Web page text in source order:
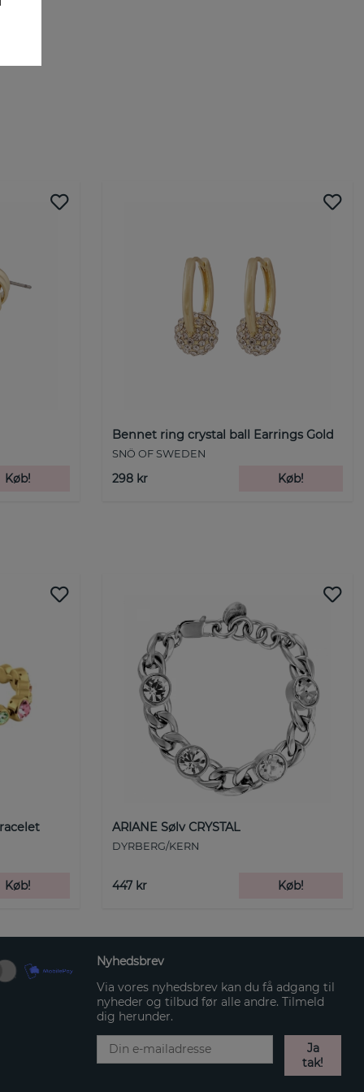
Køb!
Bennet ring crystal ball Earrings Gold
SNÖ OF SWEDEN
298 kr Køb!
Køb!
ARIANE Sølv CRYSTAL
DYRBERG/KERN
447 kr Køb!
Nyhedsbrev
Via vores nyhedsbrev kan du få adgang til
nyheder og tilbud før alle andre. Tilmeld
dig herunder.
Ja
tak!